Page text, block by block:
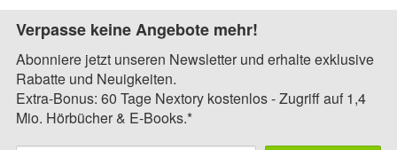
Verpasse keine Angebote mehr!
Abonniere jetzt unseren Newsletter und erhalte exklusive
Rabatte und Neuigkeiten.
Extra-Bonus: 60 Tage Nextory kostenlos - Zugriff auf 1,4
Mio. Hörbücher & E-Books.*